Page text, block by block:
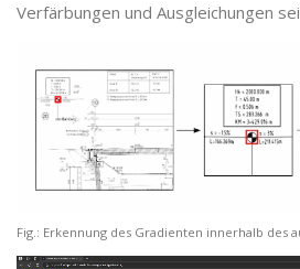
Verfärbungen und Ausgleichungen
Fig.: Erkennung des Gradienten innerhalb des